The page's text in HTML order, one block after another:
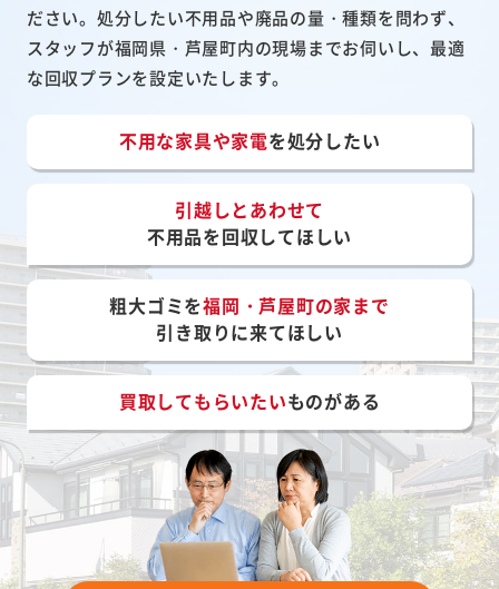
ださい。処分したい不用品や廃品の量・種類を問わず、
スタッフが福岡県・芦屋町内の現場までお伺いし、最適
な回収プランを設定いたします。
不用な家具や家電を処分したい
引越しとあわせて
不用品を回収してほしい
粗大ゴミを福岡・芦屋町の家まで
引き取りに来てほしい
買取してもらいたいものがある